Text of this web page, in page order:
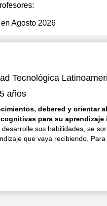
Agosto 2026
Tecnológica
años
debered y orientar
para su aprendizaje
sus habilidades, se
que vaya recibiendo. Para
desarrollando en
para hacer visibles sus